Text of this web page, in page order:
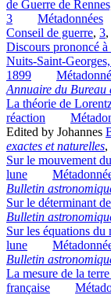
de Guerre de
3
Métadonnées
Conseil de guerre, 3,
Discours prononcé à
Nuits-Saint-
1899
Annuaire du Bureau
La théorie de
réaction
Edited by Johannes
exactes et naturelles,
Sur le mouvement
lune
Bulletin
Sur le déterminant
Bulletin
Sur les équations du
lune
Bulletin
La mesure de la
française